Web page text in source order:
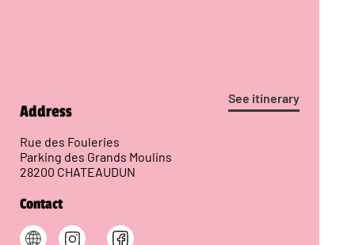
See itinerary
Address
Rue des Fouleries
Parking des Grands Moulins
28200 CHATEAUDUN
Contact